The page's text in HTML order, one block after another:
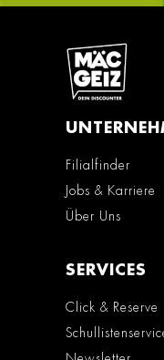
Filialfinder
Jobs & Karriere
Über Uns
SERVICES
Click & Reserve